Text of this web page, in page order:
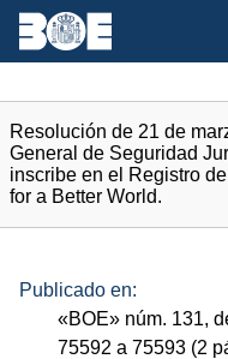
Resolución de 21 de
General de Seguridad
inscribe en el Registro
for a Better World.
Publicado en:
«BOE» núm. 131,
75592 a 75593 (2